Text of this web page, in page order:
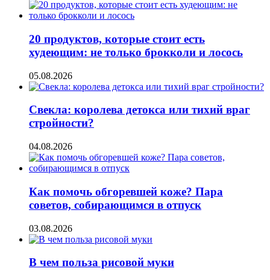
20 продуктов, которые стоит есть
худеющим: не только брокколи и лосось
05.08.2026
Свекла: королева детокса или тихий враг
стройности?
04.08.2026
Как помочь обгоревшей коже? Пара
советов, собирающимся в отпуск
03.08.2026
В чем польза рисовой муки